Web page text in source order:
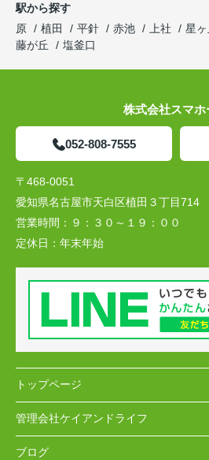
駅から探す
原
植田 平針 赤池 上社 星ヶ
藤が丘
塩釜口
株式会社スマホ
052-808-7555
〒468-0051
愛知県名古屋市天白区植田３丁目714
営業時間： ９：３０～１９：００
定休日： 年末年始
トップページ
管理会社ケイアンドライフ
ブログ